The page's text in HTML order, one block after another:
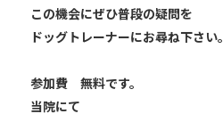
この機会にぜひ普段の疑問を
ドッグトレーナーにお尋ね下さい。
参加費 無料です。
当院にて